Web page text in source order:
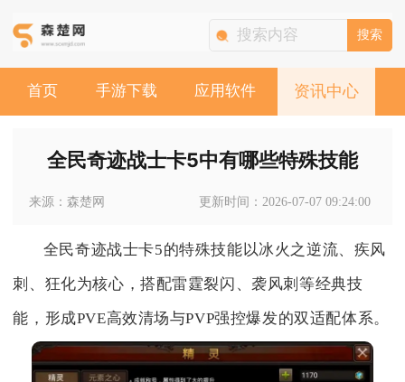
搜索
首页 手游下载 应用软件 资讯中心
全民奇迹战士卡5中有哪些特殊技能
来源：森楚网 更新时间：2026-07-07 09:24:00
全民奇迹战士卡5的特殊技能以冰火之逆流、疾风
刺、狂化为核心，搭配雷霆裂闪、袭风刺等经典技
能，形成PVE高效清场与PVP强控爆发的双适配体系。